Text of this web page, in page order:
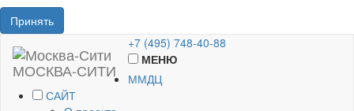
Принять
МОСКВА-СИТИ
+7 (495) 748-40-88
МЕНЮ
ММДЦ
САЙТ